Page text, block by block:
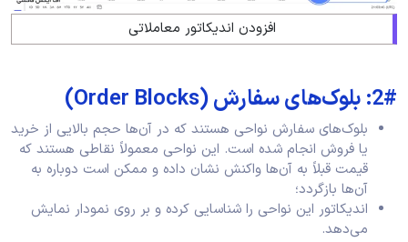
افزودن اندیکاتور معاملاتی
2#: بلوک‌های سفارش (Order Blocks)
بلوک‌های سفارش نواحی هستند که در آن‌ها حجم بالایی از خرید
یا فروش انجام شده است. این نواحی معمولاً نقاطی هستند که
قیمت قبلاً به آن‌ها واکنش نشان داده و ممکن است دوباره به
آن‌ها بازگردد؛
اندیکاتور این نواحی را شناسایی کرده و بر روی نمودار نمایش
می‌دهد.